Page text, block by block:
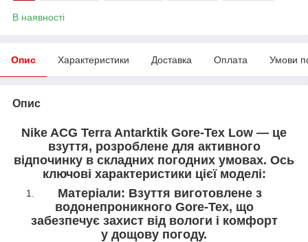
В наявності
Опис Характеристики Доставка Оплата Умови
Опис
Nike ACG Terra Antarktik Gore-Tex Low — це
взуття, розроблене для активного
відпочинку в складних погодних умовах. Ось
ключові характеристики цієї моделі:
Матеріали: Взуття виготовлене з
водонепроникного Gore-Tex, що
забезпечує захист від вологи і комфорт
у дощову погоду.